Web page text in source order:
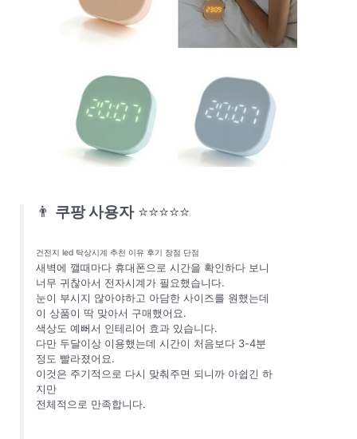
👨 쿠팡 사용자 ⭐⭐⭐⭐⭐
건전지 led 탁상시계 추천 이유 후기 장점 단점
새벽에 깰때마다 휴대폰으로 시간을 확인하다 보니
너무 귀찮아서 전자시계가 필요했습니다.
눈이 부시지 않아야하고 아담한 사이즈를 원했는데
이 상품이 딱 맞아서 구매했어요.
색상도 예뻐서 인테리어 효과 있습니다.
다만 두달이상 이용했는데 시간이 처음보다 3-4분
정도 빨라졌어요.
이것은 주기적으로 다시 맞춰주면 되니까 아쉽긴 하
지만
전체적으로 만족합니다.